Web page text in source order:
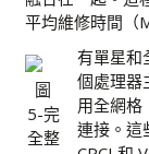
平均維修時間（
圖
5-完
全整
有單星和
個處理器
用全網格
連接。這